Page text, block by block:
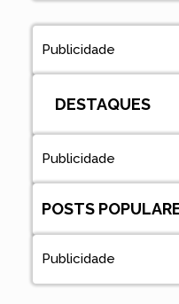
Publicidade
DESTAQUES
Publicidade
POSTS
Publicidade